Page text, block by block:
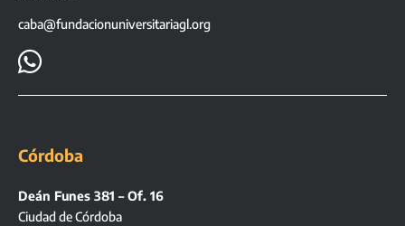
caba@fundacionuniversitariagl.org

Córdoba
Deán Funes 381 – Of. 16
Ciudad de Córdoba